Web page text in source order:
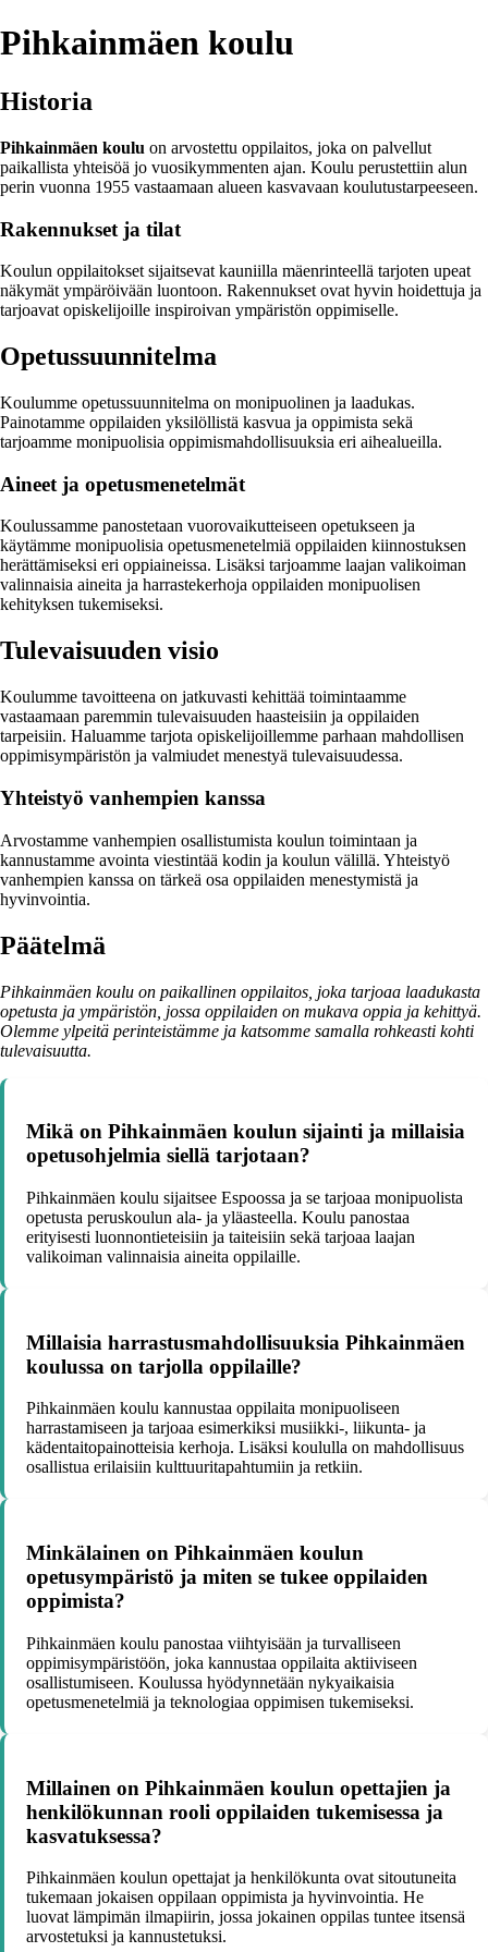
Pihkainmäen koulu
Historia
Pihkainmäen koulu on arvostettu oppilaitos, joka on palvellut
paikallista yhteisöä jo vuosikymmenten ajan. Koulu perustettiin alun
perin vuonna 1955 vastaamaan alueen kasvavaan koulutustarpeeseen.
Rakennukset ja tilat
Koulun oppilaitokset sijaitsevat kauniilla mäenrinteellä tarjoten upeat
näkymät ympäröivään luontoon. Rakennukset ovat hyvin hoidettuja ja
tarjoavat opiskelijoille inspiroivan ympäristön oppimiselle.
Opetussuunnitelma
Koulumme opetussuunnitelma on monipuolinen ja laadukas.
Painotamme oppilaiden yksilöllistä kasvua ja oppimista sekä
tarjoamme monipuolisia oppimismahdollisuuksia eri aihealueilla.
Aineet ja opetusmenetelmät
Koulussamme panostetaan vuorovaikutteiseen opetukseen ja
käytämme monipuolisia opetusmenetelmiä oppilaiden kiinnostuksen
herättämiseksi eri oppiaineissa. Lisäksi tarjoamme laajan valikoiman
valinnaisia aineita ja harrastekerhoja oppilaiden monipuolisen
kehityksen tukemiseksi.
Tulevaisuuden visio
Koulumme tavoitteena on jatkuvasti kehittää toimintaamme
vastaamaan paremmin tulevaisuuden haasteisiin ja oppilaiden
tarpeisiin. Haluamme tarjota opiskelijoillemme parhaan mahdollisen
oppimisympäristön ja valmiudet menestyä tulevaisuudessa.
Yhteistyö vanhempien kanssa
Arvostamme vanhempien osallistumista koulun toimintaan ja
kannustamme avointa viestintää kodin ja koulun välillä. Yhteistyö
vanhempien kanssa on tärkeä osa oppilaiden menestymistä ja
hyvinvointia.
Päätelmä
Pihkainmäen koulu on paikallinen oppilaitos, joka tarjoaa laadukasta
opetusta ja ympäristön, jossa oppilaiden on mukava oppia ja kehittyä.
Olemme ylpeitä perinteistämme ja katsomme samalla rohkeasti kohti
tulevaisuutta.
Mikä on Pihkainmäen koulun sijainti ja millaisia
opetusohjelmia siellä tarjotaan?
Pihkainmäen koulu sijaitsee Espoossa ja se tarjoaa monipuolista
opetusta peruskoulun ala- ja yläasteella. Koulu panostaa
erityisesti luonnontieteisiin ja taiteisiin sekä tarjoaa laajan
valikoiman valinnaisia aineita oppilaille.
Millaisia harrastusmahdollisuuksia Pihkainmäen
koulussa on tarjolla oppilaille?
Pihkainmäen koulu kannustaa oppilaita monipuoliseen
harrastamiseen ja tarjoaa esimerkiksi musiikki-, liikunta- ja
kädentaitopainotteisia kerhoja. Lisäksi koululla on mahdollisuus
osallistua erilaisiin kulttuuritapahtumiin ja retkiin.
Minkälainen on Pihkainmäen koulun
opetusympäristö ja miten se tukee oppilaiden
oppimista?
Pihkainmäen koulu panostaa viihtyisään ja turvalliseen
oppimisympäristöön, joka kannustaa oppilaita aktiiviseen
osallistumiseen. Koulussa hyödynnetään nykyaikaisia
opetusmenetelmiä ja teknologiaa oppimisen tukemiseksi.
Millainen on Pihkainmäen koulun opettajien ja
henkilökunnan rooli oppilaiden tukemisessa ja
kasvatuksessa?
Pihkainmäen koulun opettajat ja henkilökunta ovat sitoutuneita
tukemaan jokaisen oppilaan oppimista ja hyvinvointia. He
luovat lämpimän ilmapiirin, jossa jokainen oppilas tuntee itsensä
arvostetuksi ja kannustetuksi.